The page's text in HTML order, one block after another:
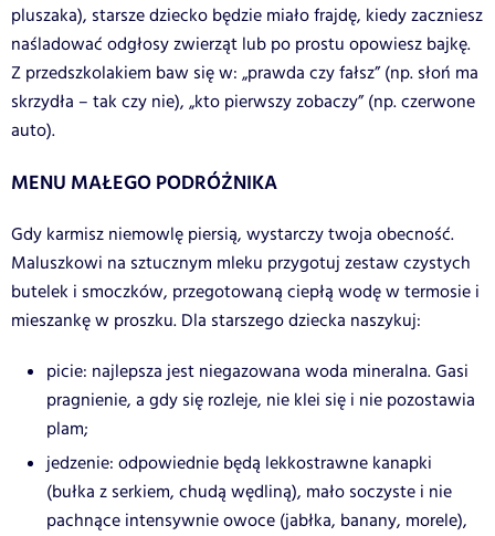
pluszaka), starsze dziecko będzie miało frajdę, kiedy zaczniesz
naśladować odgłosy zwierząt lub po prostu opowiesz bajkę.
Z przedszkolakiem baw się w: „prawda czy fałsz” (np. słoń ma
skrzydła – tak czy nie), „kto pierwszy zobaczy” (np. czerwone
auto).
MENU MAŁEGO PODRÓŻNIKA
Gdy karmisz niemowlę piersią, wystarczy twoja obecność.
Maluszkowi na sztucznym mleku przygotuj zestaw czystych
butelek i smoczków, przegotowaną ciepłą wodę w termosie i
mieszankę w proszku. Dla starszego dziecka naszykuj:
picie: najlepsza jest niegazowana woda mineralna. Gasi
pragnienie, a gdy się rozleje, nie klei się i nie pozostawia
plam;
jedzenie: odpowiednie będą lekkostrawne kanapki
(bułka z serkiem, chudą wędliną), mało soczyste i nie
pachnące intensywnie owoce (jabłka, banany, morele),